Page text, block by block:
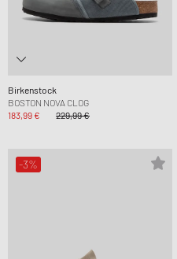
Birkenstock
BOSTON NOVA CLOG
183,99 €
229,99 €
-3%